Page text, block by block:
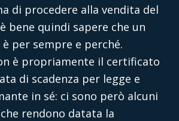
di procedere alla vendita del
bene quindi sapere che un
per sempre e perché.
è propriamente il certificato
di scadenza per legge e
in sé: ci sono però alcuni
rendono datata la